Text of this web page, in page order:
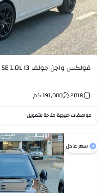
فولكس واجن جولف SE 1.0L I3
2018
191,000كم
مواصفات خليجية•متاحة للتمويل
سعر عادل